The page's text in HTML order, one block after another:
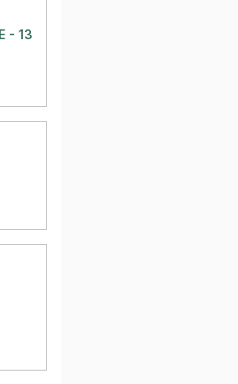
- 13 RUE LINOIS - PARIS 15